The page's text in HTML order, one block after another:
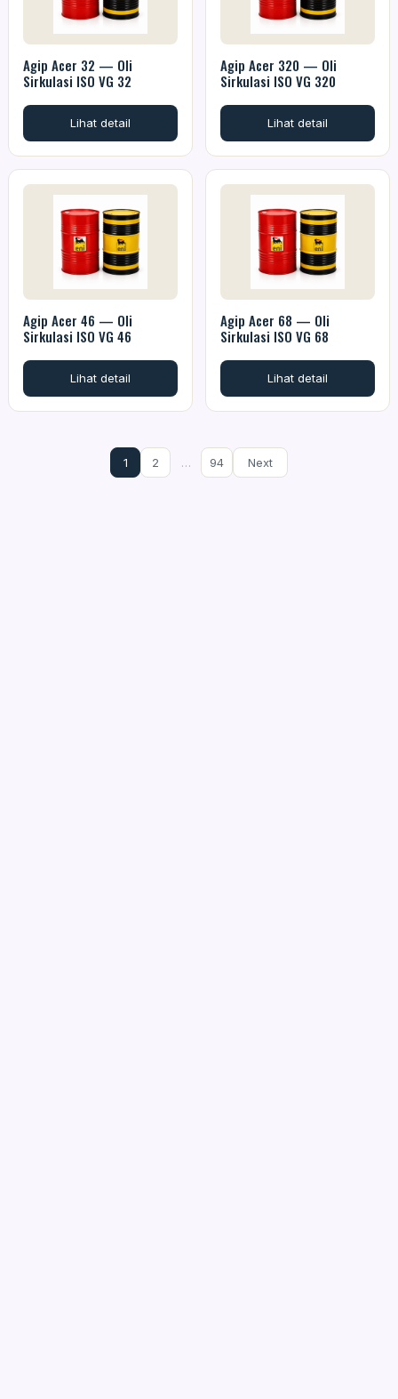
Agip Acer 32 — Oli
Sirkulasi ISO VG 32
Lihat detail
Agip Acer 320 — Oli
Sirkulasi ISO VG 320
Lihat detail
Agip Acer 46 — Oli
Sirkulasi ISO VG 46
Lihat detail
Agip Acer 68 — Oli
Sirkulasi ISO VG 68
Lihat detail
1 2 … 94 Next